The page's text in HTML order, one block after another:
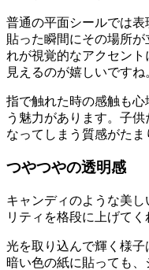
普通の平面シールでは表
貼った瞬間にその場所
れが視覚的なアクセン
見えるのが嬉しいですね
指で触れた時の感触も
う魅力があります。子
なってしまう質感がたま
つやつやの透明感
キャンディのような美
リティを格段に上げてく
光を取り込んで輝く様子
暗い色の紙に貼っても